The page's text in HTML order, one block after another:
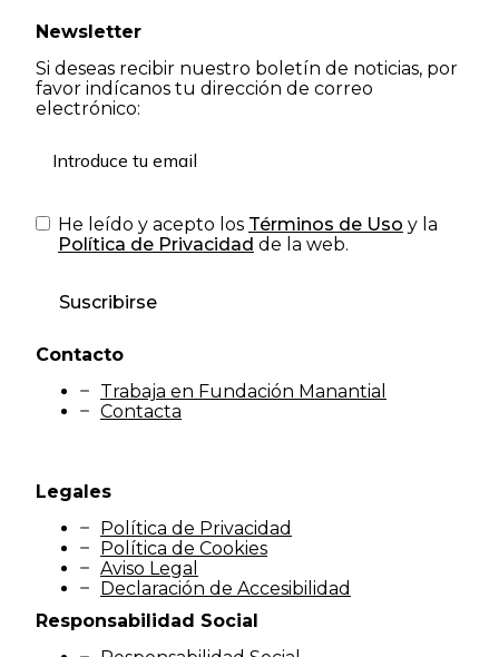
Newsletter
Si deseas recibir nuestro boletín de noticias, por
favor indícanos tu dirección de correo
electrónico:
He leído y acepto los Términos de Uso y la
Política de Privacidad de la web.
Suscribirse
Contacto
Trabaja en Fundación Manantial
Contacta
Legales
Política de Privacidad
Política de Cookies
Aviso Legal
Declaración de Accesibilidad
Responsabilidad Social